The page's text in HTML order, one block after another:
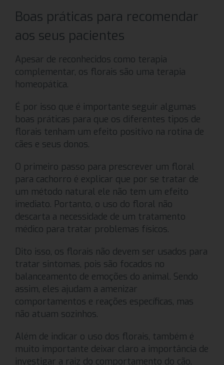
Boas práticas para recomendar
aos seus pacientes
Apesar de reconhecidos como terapia
complementar, os florais são uma terapia
homeopática.
É por isso que é importante seguir algumas
boas práticas para que os diferentes tipos de
florais tenham um efeito positivo na rotina de
cães e seus donos.
O primeiro passo para prescrever um floral
para cachorro é explicar que por se tratar de
um método natural ele não tem um efeito
imediato. Portanto, o uso do floral não
descarta a necessidade de um tratamento
médico para tratar problemas físicos.
Dito isso, os florais não devem ser usados para
tratar sintomas, pois são focados no
balanceamento de emoções do animal. Sendo
assim, eles ajudam a amenizar
comportamentos e reações específicas, mas
não atuam sozinhos.
Além de indicar o uso dos florais, também é
muito importante deixar claro a importância de
investigar a raiz do comportamento do cão.